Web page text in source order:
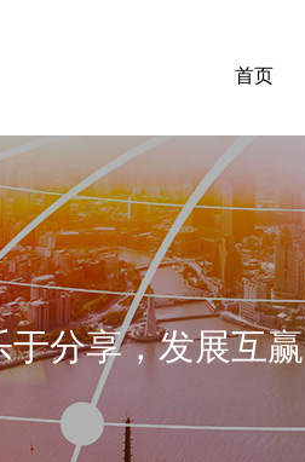
首页
分享，发展互赢